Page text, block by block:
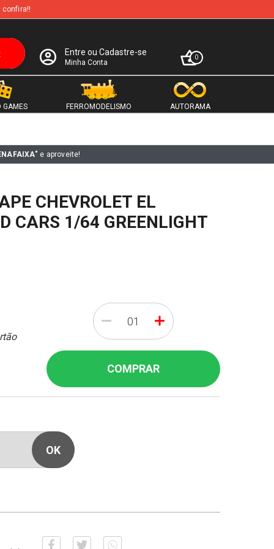
confira!!
Entre ou Cadastre-se
Minha Conta
0
GAMES FERROMODELISMO AUTORAMA
e aproveite!
CHEVROLET EL
CARS 1/64 GREENLIGHT
- +
COMPRAR